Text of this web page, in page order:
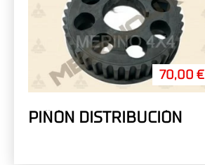
70,00 €
PIÑÓN DISTRIBUCIÓN